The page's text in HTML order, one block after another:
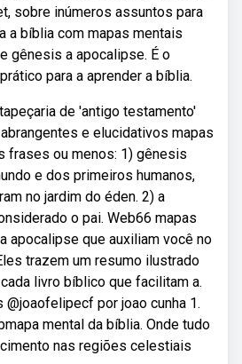
sobre inúmeros assuntos para
a bíblia com mapas mentais
gênesis a apocalipse. É o
para a aprender a bíblia.
de 'antigo testamento'
e elucidativos mapas
frases ou menos: 1) gênesis
e dos primeiros humanos,
no jardim do éden. 2) a
o pai. Web66 mapas
apocalipse que auxiliam você no
trazem um resumo ilustrado
livro bíblico que facilitam a.
por joao cunha 1.
mental da bíblia. Onde tudo
nas regiões celestiais